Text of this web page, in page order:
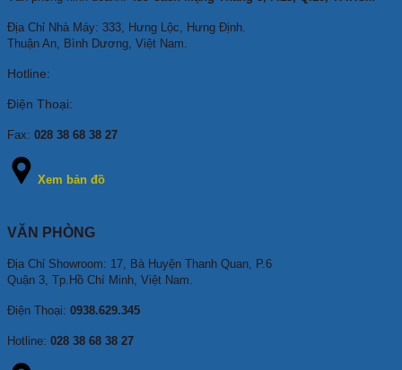
Địa Chỉ Nhà Máy: 333, Hưng Lộc, Hưng Định.
Thuận An, Bình Dương, Việt Nam.
Hotline:
Điện Thoại:
Fax: 028 38 68 38 27
Xem bản đồ
VĂN PHÒNG
Địa Chỉ Showroom: 17, Bà Huyện Thanh Quan, P.6
Quận 3, Tp.Hồ Chí Minh, Việt Nam.
Điện Thoại: 0938.629.345
Hotline: 028 38 68 38 27